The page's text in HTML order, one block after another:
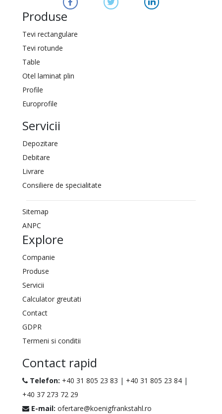
Produse
Tevi rectangulare
Tevi rotunde
Table
Otel laminat plin
Profile
Europrofile
Servicii
Depozitare
Debitare
Livrare
Consiliere de specialitate
Sitemap
ANPC
Explore
Companie
Produse
Servicii
Calculator greutati
Contact
GDPR
Termeni si conditii
Contact rapid
Telefon: +40 31 805 23 83 | +40 31 805 23 84 |
+40 37 273 72 29
E-mail: ofertare@koenigfrankstahl.ro